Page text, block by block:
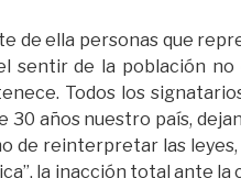
de ella personas que
sentir de la población no
Todos los
años nuestro país,
de reinterpretar las
la inacción total ante la